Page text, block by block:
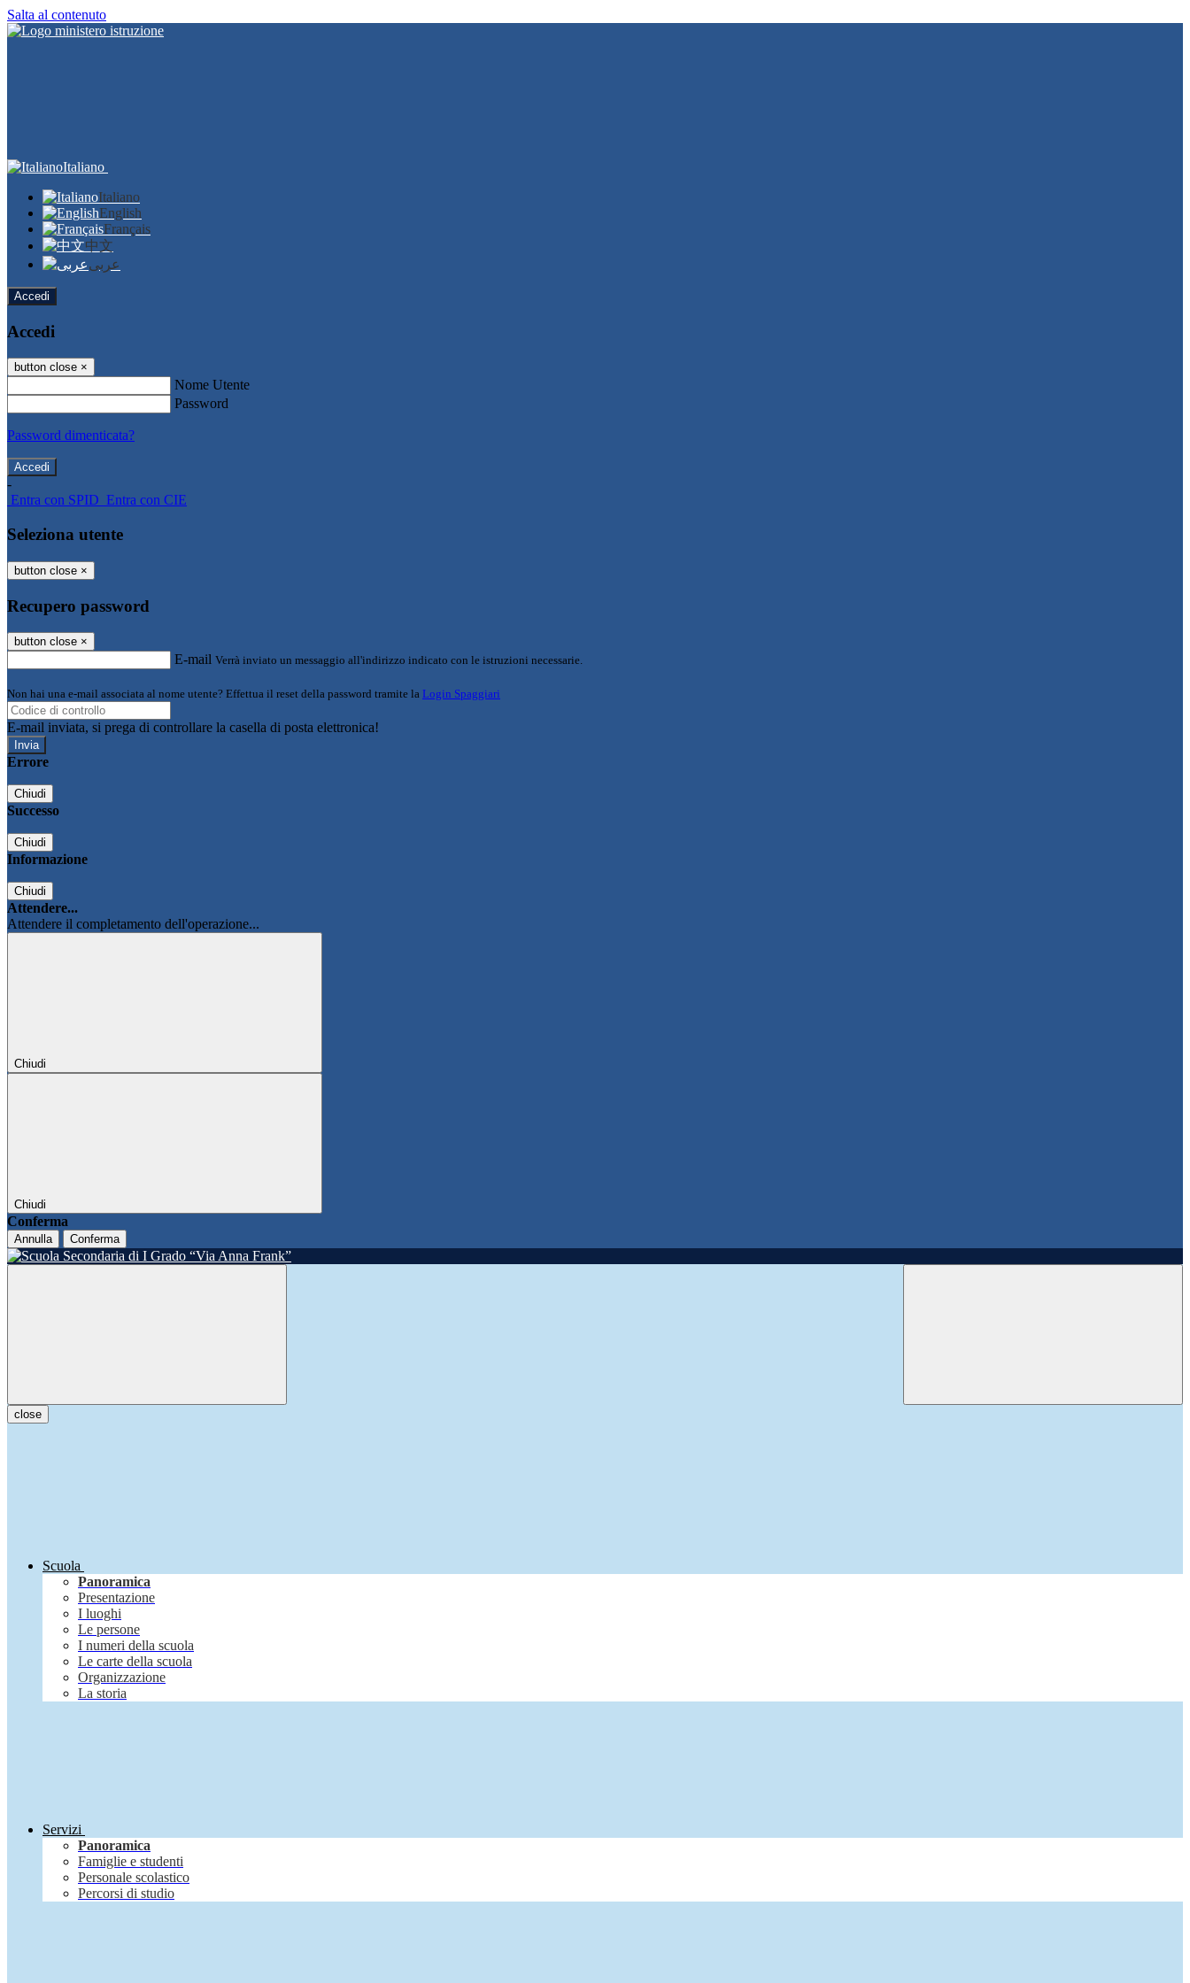
Salta al contenuto
Italiano
Italiano
English
Français
中文
عربى
Accedi
Accedi
button close ×
Nome Utente
Password
Password dimenticata?
-
Entra con SPID Entra con CIE
Seleziona utente
button close ×
Recupero password
button close ×
E-mail Verrà inviato un messaggio all'indirizzo indicato con le istruzioni necessarie.
Non hai una e-mail associata al nome utente? Effettua il reset della password tramite la Login Spaggiari
E-mail inviata, si prega di controllare la casella di posta elettronica!
Errore
Chiudi
Successo
Chiudi
Informazione
Chiudi
Attendere...
Attendere il completamento dell'operazione...
Chiudi
Chiudi
Conferma
Annulla Conferma
close
Scuola
Panoramica
Presentazione
I luoghi
Le persone
I numeri della scuola
Le carte della scuola
Organizzazione
La storia
Servizi
Panoramica
Famiglie e studenti
Personale scolastico
Percorsi di studio